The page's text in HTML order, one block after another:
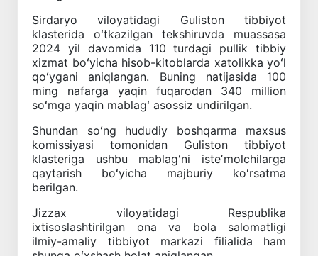
Sirdaryo viloyatidagi Guliston tibbiyot
klasterida oʻtkazilgan tekshiruvda muassasa
2024 yil davomida 110 turdagi pullik tibbiy
xizmat boʻyicha hisob-kitoblarda xatolikka yoʻl
qoʻygani aniqlangan. Buning natijasida 100
ming nafarga yaqin fuqarodan 340 million
soʻmga yaqin mablagʻ asossiz undirilgan.
Shundan soʻng hududiy boshqarma maxsus
komissiyasi tomonidan Guliston tibbiyot
klasteriga ushbu mablagʻni isteʼmolchilarga
qaytarish boʻyicha majburiy koʻrsatma
berilgan.
Jizzax viloyatidagi Respublika
ixtisoslashtirilgan ona va bola salomatligi
ilmiy-amaliy tibbiyot markazi filialida ham